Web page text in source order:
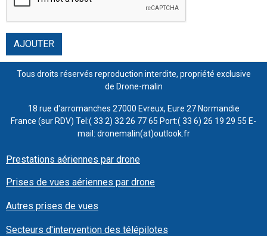
AJOUTER
Tous droits réservés reproduction interdite, propriété exclusive
de Drone-malin
18 rue d'arromanches 27000 Evreux, Eure 27 Normandie
France (sur RDV) Tel:( 33 2) 32 26 77 65 Port:( 33 6) 26 19 29 55 E-
mail: dronemalin(at)outlook.fr
Prestations aériennes par drone
Prises de vues aériennes par drone
Autres prises de vues
Secteurs d'intervention des télépilotes